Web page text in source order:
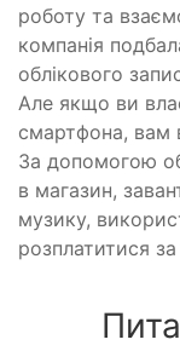
роботу та
компанія
облікового
Але якщо ви
смартфона, вам
За допомогою
в магазин,
музику,
розплатитися